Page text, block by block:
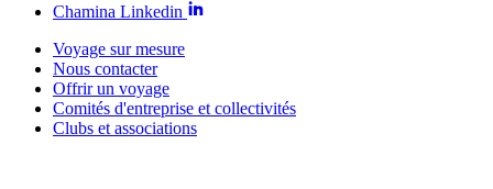
Chamina Linkedin
Voyage sur mesure
Nous contacter
Offrir un voyage
Comités d'entreprise et collectivités
Clubs et associations